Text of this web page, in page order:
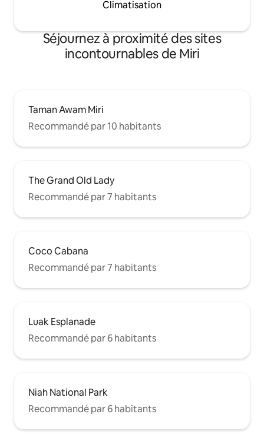
Climatisation
Séjournez à proximité des sites
incontournables de Miri
Taman Awam Miri
Recommandé par 10 habitants
The Grand Old Lady
Recommandé par 7 habitants
Coco Cabana
Recommandé par 7 habitants
Luak Esplanade
Recommandé par 6 habitants
Niah National Park
Recommandé par 6 habitants